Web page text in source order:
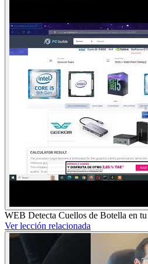
WEB Detecta Cuellos de Botella en
Ver lección relacionada